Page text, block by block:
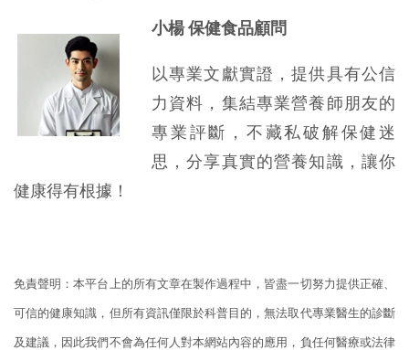
小楊 保健食品顧問
以專業文獻實證，提供具有公信
力資料，集結專業營養師朋友的
專業評斷，不藏私破解保健迷
思，分享真實的營養知識，讓你
健康得有根據！
免責聲明：本平台上的所有文章在製作過程中，皆盡一切努力提供正確、
可信的健康知識，但所有資訊僅限於科普目的，無法取代專業醫生的診斷
及建議，因此我們不會為任何人對本網站內容的應用，負任何醫療或法律